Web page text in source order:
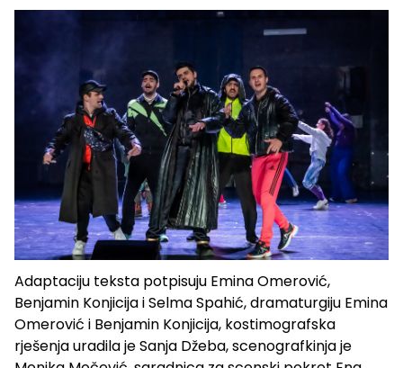
Adaptaciju teksta potpisuju Emina Omerović,
Benjamin Konjicija i Selma Spahić, dramaturgiju Emina
Omerović i Benjamin Konjicija, kostimografska
rješenja uradila je Sanja Džeba, scenografkinja je